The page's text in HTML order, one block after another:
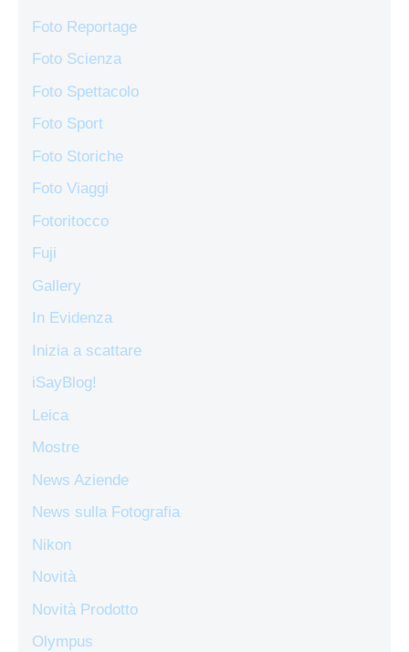
Foto Reportage
Foto Scienza
Foto Spettacolo
Foto Sport
Foto Storiche
Foto Viaggi
Fotoritocco
Fuji
Gallery
In Evidenza
Inizia a scattare
iSayBlog!
Leica
Mostre
News Aziende
News sulla Fotografia
Nikon
Novità
Novità Prodotto
Olympus